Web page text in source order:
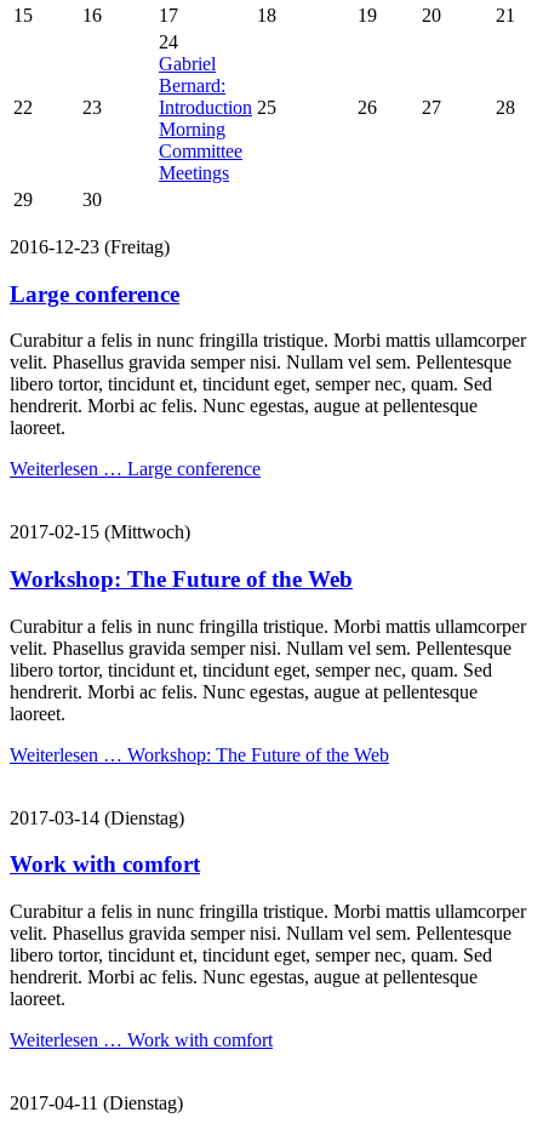
15 16 17 18 19 20 21
22 23
24
Gabriel
Bernard:
Introduction
Morning
Committee
Meetings
25 26 27 28
29 30
2016-12-23 (Freitag)
Large conference
Curabitur a felis in nunc fringilla tristique. Morbi mattis ullamcorper
velit. Phasellus gravida semper nisi. Nullam vel sem. Pellentesque
libero tortor, tincidunt et, tincidunt eget, semper nec, quam. Sed
hendrerit. Morbi ac felis. Nunc egestas, augue at pellentesque
laoreet.
Weiterlesen … Large conference
2017-02-15 (Mittwoch)
Workshop: The Future of the Web
Curabitur a felis in nunc fringilla tristique. Morbi mattis ullamcorper
velit. Phasellus gravida semper nisi. Nullam vel sem. Pellentesque
libero tortor, tincidunt et, tincidunt eget, semper nec, quam. Sed
hendrerit. Morbi ac felis. Nunc egestas, augue at pellentesque
laoreet.
Weiterlesen … Workshop: The Future of the Web
2017-03-14 (Dienstag)
Work with comfort
Curabitur a felis in nunc fringilla tristique. Morbi mattis ullamcorper
velit. Phasellus gravida semper nisi. Nullam vel sem. Pellentesque
libero tortor, tincidunt et, tincidunt eget, semper nec, quam. Sed
hendrerit. Morbi ac felis. Nunc egestas, augue at pellentesque
laoreet.
Weiterlesen … Work with comfort
2017-04-11 (Dienstag)